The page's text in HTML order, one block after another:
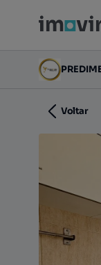
T2
Rua César
Voltar